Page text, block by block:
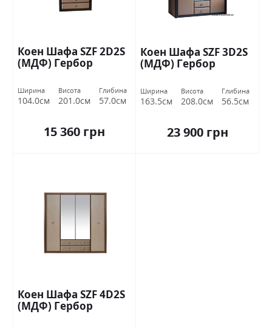
Коен Шафа SZF 2D2S
(МДФ) Гербор
Ширина
104.0см
Висота
201.0см
Глибина
57.0см
15 360 грн
Коен Шафа SZF 3D2S
(МДФ) Гербор
Ширина
163.5см
Висота
208.0см
Глибина
56.5см
23 900 грн
Коен Шафа SZF 4D2S
(МДФ) Гербор